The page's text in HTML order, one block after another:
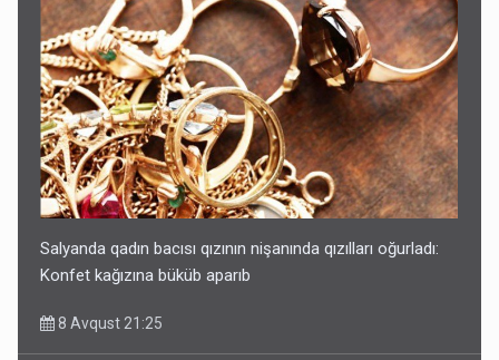
Salyanda qadın bacısı qızının nişanında qızılları oğurladı:
Konfet kağızına büküb aparıb
8 Avqust 21:25